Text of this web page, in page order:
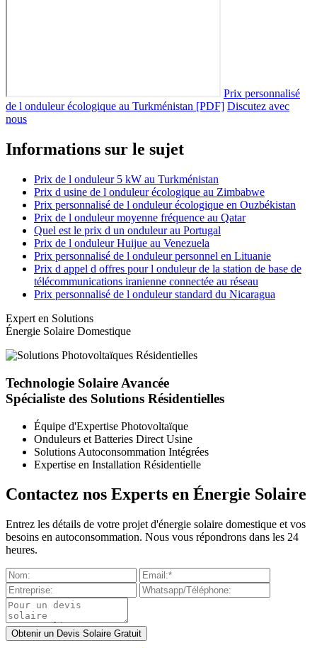
Prix personnalisé
de l onduleur écologique au Turkménistan [PDF] Discutez avec
nous
Informations sur le sujet
Prix de l onduleur 5 kW au Turkménistan
Prix d usine de l onduleur écologique au Zimbabwe
Prix personnalisé de l onduleur écologique en Ouzbékistan
Prix de l onduleur moyenne fréquence au Qatar
Quel est le prix d un onduleur au Portugal
Prix de l onduleur Huijue au Venezuela
Prix personnalisé de l onduleur personnel en Lituanie
Prix d appel d offres pour l onduleur de la station de base de
télécommunications iranienne connectée au réseau
Prix personnalisé de l onduleur standard du Nicaragua
Expert en Solutions
Énergie Solaire Domestique
Technologie Solaire Avancée
Spécialiste des Solutions Résidentielles
Équipe d'Expertise Photovoltaïque
Onduleurs et Batteries Direct Usine
Solutions Autoconsommation Intégrées
Expertise en Installation Résidentielle
Contactez nos Experts en Énergie Solaire
Entrez les détails de votre projet d'énergie solaire domestique et vos
besoins en autoconsommation. Nous vous répondrons dans les 24
heures.